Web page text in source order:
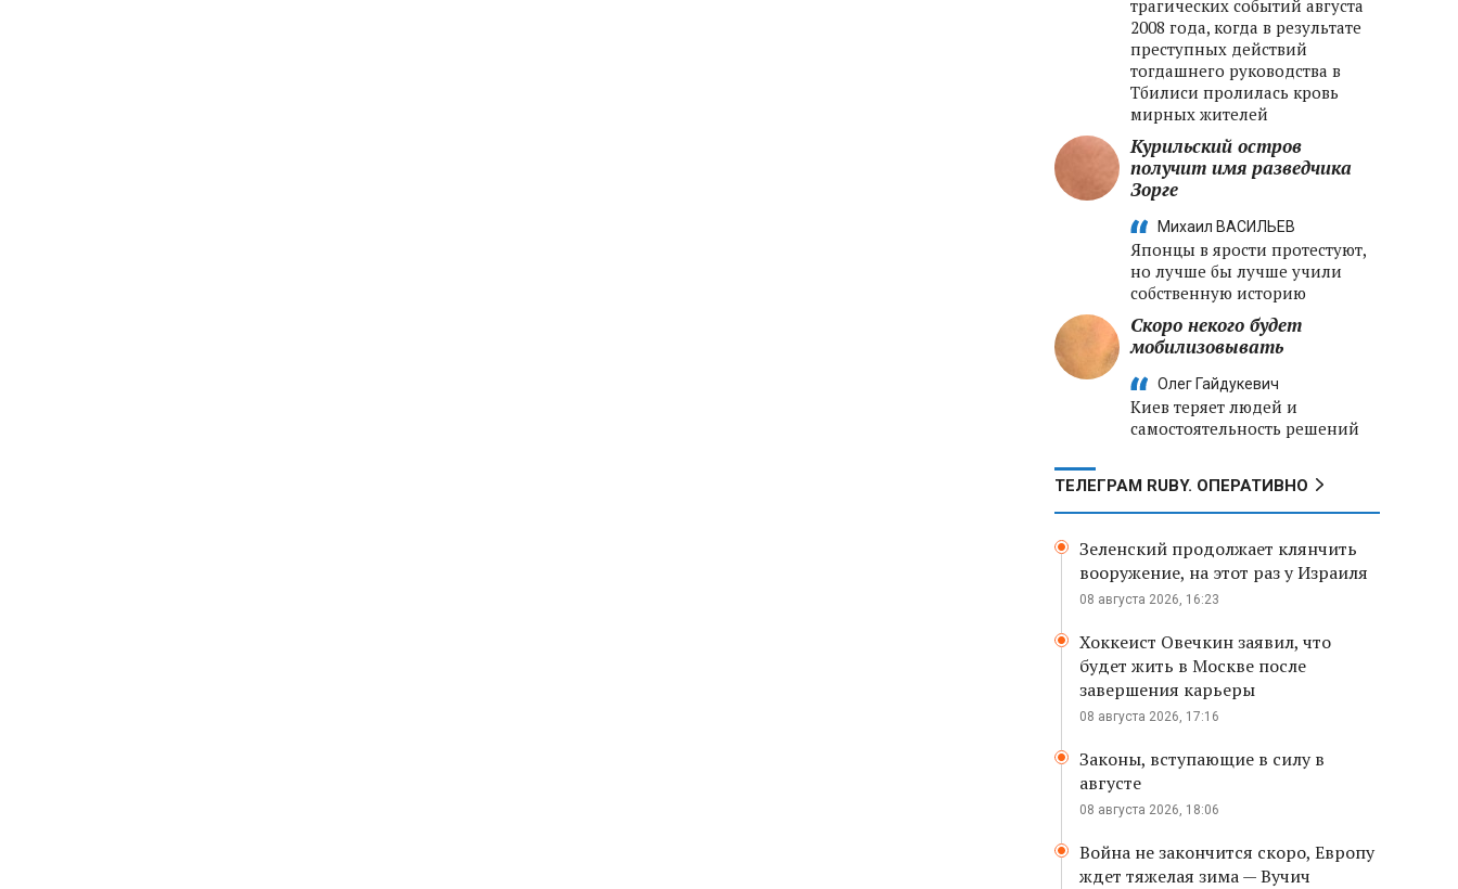
трагических событий августа
2008 года, когда в результате
преступных действий
тогдашнего руководства в
Тбилиси пролилась кровь
мирных жителей
Курильский остров
получит имя разведчика
Зорге
Михаил ВАСИЛЬЕВ
Японцы в ярости протестуют,
но лучше бы лучше учили
собственную историю
Скоро некого будет
мобилизовывать
Олег Гайдукевич
Киев теряет людей и
самостоятельность решений
ТЕЛЕГРАМ RUBY. ОПЕРАТИВНО
Зеленский продолжает клянчить
вооружение, на этот раз у Израиля
08 августа 2026, 16:23
Хоккеист Овечкин заявил, что
будет жить в Москве после
завершения карьеры
08 августа 2026, 17:16
Законы, вступающие в силу в
августе
08 августа 2026, 18:06
Война не закончится скоро, Европу
ждет тяжелая зима — Вучич